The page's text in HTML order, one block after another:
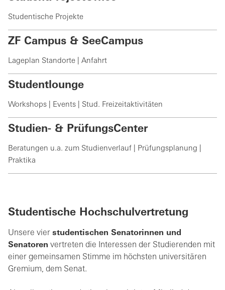
Studentische Projekte
ZF Campus & SeeCampus
Lageplan Standorte | Anfahrt
Studentlounge
Workshops | Events | Stud. Freizeitaktivitäten
Studien- & PrüfungsCenter
Beratungen u.a. zum Studienverlauf | Prüfungsplanung |
Praktika
Studentische Hochschulvertretung
Unsere vier studentischen Senatorinnen und
Senatoren vertreten die Interessen der Studierenden mit
einer gemeinsamen Stimme im höchsten universitären
Gremium, dem Senat.